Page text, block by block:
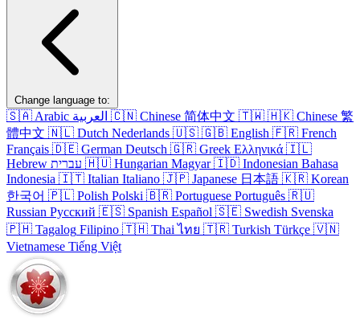
Change language to:
🇸🇦 Arabic العربية 🇨🇳 Chinese 简体中文 🇹🇼 🇭🇰 Chinese 繁
體中文 🇳🇱 Dutch Nederlands 🇺🇸 🇬🇧 English 🇫🇷 French
Français 🇩🇪 German Deutsch 🇬🇷 Greek Ελληνικά 🇮🇱
Hebrew עברית 🇭🇺 Hungarian Magyar 🇮🇩 Indonesian Bahasa
Indonesia 🇮🇹 Italian Italiano 🇯🇵 Japanese 日本語 🇰🇷 Korean
한국어 🇵🇱 Polish Polski 🇧🇷 Portuguese Português 🇷🇺
Russian Русский 🇪🇸 Spanish Español 🇸🇪 Swedish Svenska
🇵🇭 Tagalog Filipino 🇹🇭 Thai ไทย 🇹🇷 Turkish Türkçe 🇻🇳
Vietnamese Tiếng Việt